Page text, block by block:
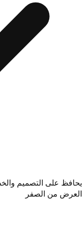
يحافظ على التصميم
العرض من الصفر